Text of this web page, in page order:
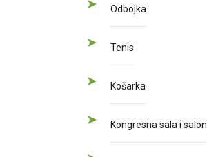
Odbojka
Tenis
Košarka
Kongresna sala i salon